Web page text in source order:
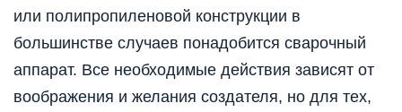
или полипропиленовой конструкции в
большинстве случаев понадобится сварочный
аппарат. Все необходимые действия зависят от
воображения и желания создателя, но для тех,